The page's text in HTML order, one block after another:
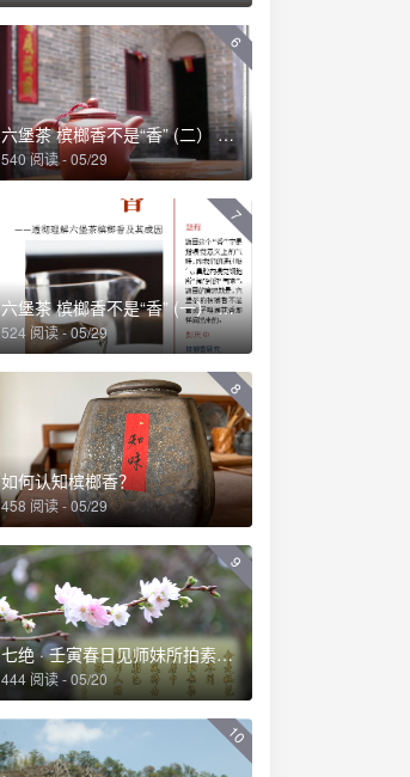
6
六堡茶 槟榔香不是“香” (二） ——透彻理解六堡茶槟榔香及其成因
540 阅读 - 05/29
7
六堡茶 槟榔香不是“香” (一） ——透彻理解六堡茶槟榔香及其成因
524 阅读 - 05/29
8
如何认知槟榔香？
458 阅读 - 05/29
9
七绝 · 壬寅春日见师妹所拍素白桃花有感
444 阅读 - 05/20
10